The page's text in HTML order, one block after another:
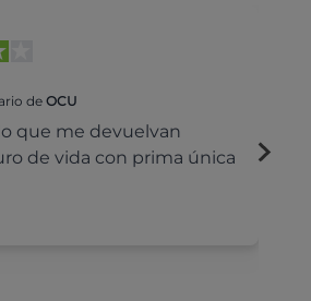
deOCU
que me devuelvan
de vida con prima única